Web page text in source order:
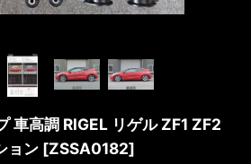
車高調 RIGEL リゲル ZF1 ZF2
ョン [ZSSA0182]